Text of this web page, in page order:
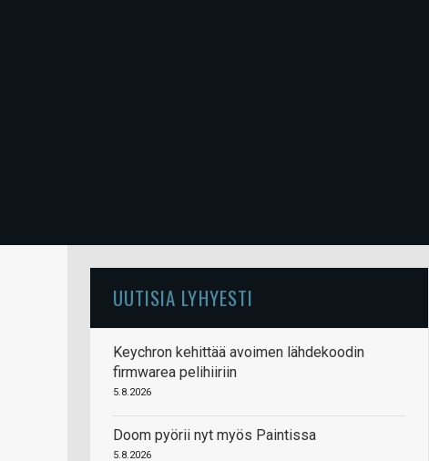
UUTISIA LYHYESTI
Keychron kehittää avoimen lähdekoodin
firmwarea pelihiiriin
5.8.2026
Doom pyörii nyt myös Paintissa
5.8.2026